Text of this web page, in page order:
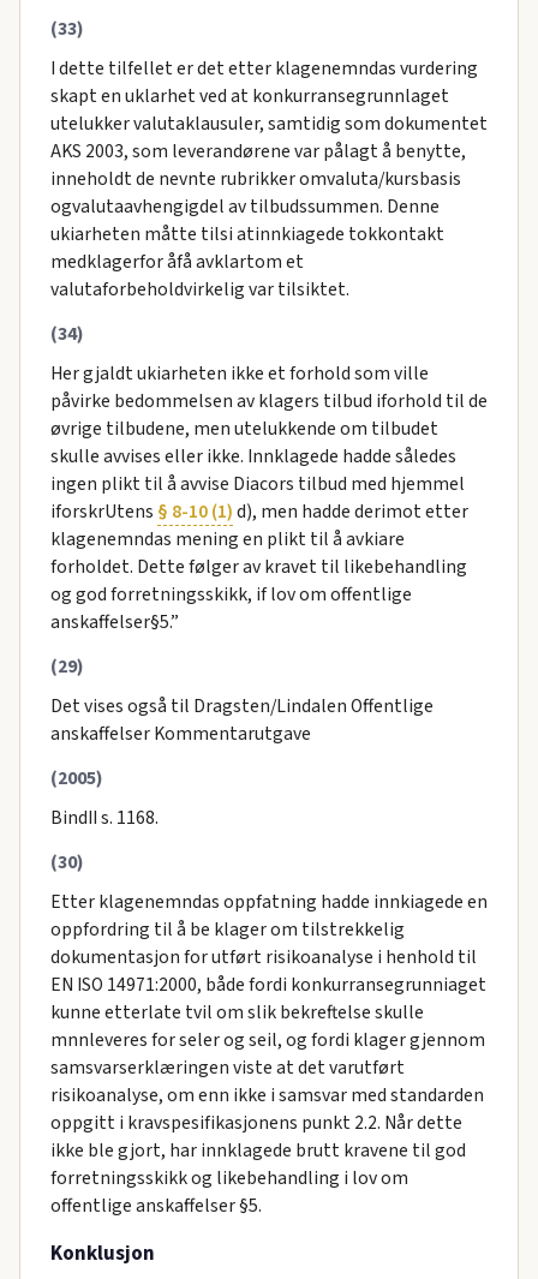
(33)
I dette tilfellet er det etter klagenemndas vurdering
skapt en uklarhet ved at konkurransegrunnlaget
utelukker valutaklausuler, samtidig som dokumentet
AKS 2003, som leverandørene var pålagt å benytte,
inneholdt de nevnte rubrikker omvaluta/kursbasis
ogvalutaavhengigdel av tilbudssummen. Denne
ukiarheten måtte tilsi atinnkiagede tokkontakt
medklagerfor åfå avklartom et
valutaforbeholdvirkelig var tilsiktet.
(34)
Her gjaldt ukiarheten ikke et forhold som ville
påvirke bedommelsen av klagers tilbud iforhold til de
øvrige tilbudene, men utelukkende om tilbudet
skulle avvises eller ikke. Innklagede hadde således
ingen plikt til å avvise Diacors tilbud med hjemmel
iforskrUtens § 8-10 (1)d), men hadde derimot etter
klagenemndas mening en plikt til å avkiare
forholdet. Dette følger av kravet til likebehandling
og god forretningsskikk, if lov om offentlige
anskaffelser§5.”
(29)
Det vises også til Dragsten/Lindalen Offentlige
anskaffelser Kommentarutgave
(2005)
BindII s. 1168.
(30)
Etter klagenemndas oppfatning hadde innkiagede en
oppfordring til å be klager om tilstrekkelig
dokumentasjon for utført risikoanalyse i henhold til
EN ISO 14971:2000, både fordi konkurransegrunniaget
kunne etterlate tvil om slik bekreftelse skulle
mnnleveres for seler og seil, og fordi klager gjennom
samsvarserklæringen viste at det varutført
risikoanalyse, om enn ikke i samsvar med standarden
oppgitt i kravspesifikasjonens punkt 2.2. Når dette
ikke ble gjort, har innklagede brutt kravene til god
forretningsskikk og likebehandling i lov om
offentlige anskaffelser §5.
Konklusjon